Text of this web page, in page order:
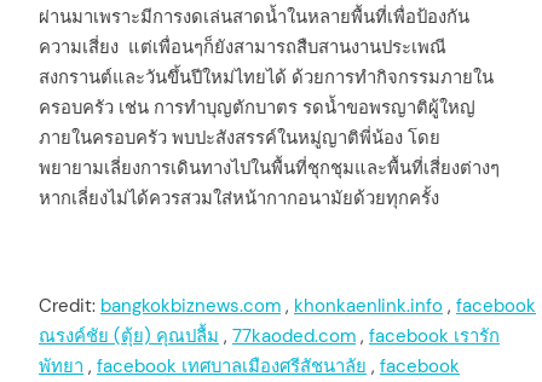
ผ่านมาเพราะมีการงดเล่นสาดน้ำในหลายพื้นที่เพื่อป้องกัน
ความเสี่ยง แต่เพื่อนๆก็ยังสามารถสืบสานงานประเพณี
สงกรานต์และวันขึ้นปีใหม่ไทยได้ ด้วยการทำกิจกรรมภายใน
ครอบครัว เช่น การทำบุญตักบาตร รดน้ำขอพรญาติผู้ใหญ่
ภายในครอบครัว พบปะสังสรรค์ในหมู่ญาติพี่น้อง โดย
พยายามเลี่ยงการเดินทางไปในพื้นที่ชุกชุมและพื้นที่เสี่ยงต่างๆ
หากเลี่ยงไม่ได้ควรสวมใส่หน้ากากอนามัยด้วยทุกครั้ง
Credit: bangkokbiznews.com , khonkaenlink.info , facebook
ณรงค์ชัย (ตุ้ย) คุณปลื้ม , 77kaoded.com , facebook เรารัก
พัทยา , facebook เทศบาลเมืองศรีสัชนาลัย , facebook